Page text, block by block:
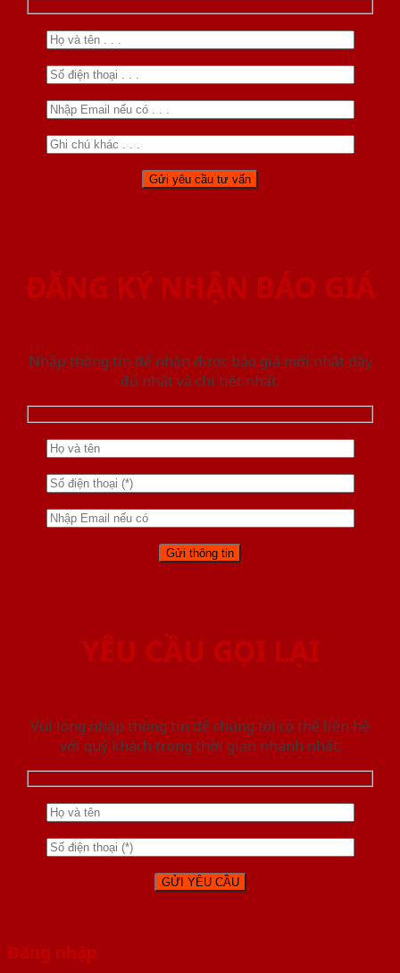
ĐĂNG KÝ NHẬN BÁO GIÁ
Nhập thông tin để nhận được báo giá mới nhât đầy
đủ nhất và chi tiết nhất.
YÊU CẦU GỌI LẠI
Vui lòng nhập thông tin để chúng tôi có thể liên hệ
với quý khách trong thời gian nhanh nhất.
Đăng nhập